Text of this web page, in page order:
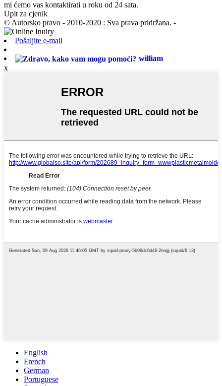
mi ćemo vas kontaktirati u roku od 24 sata.
Upit za cjenik
© Autorsko pravo - 2010-2020 : Sva prava pridržana. -
Pošaljite e-mail
william
x
English
French
German
Portuguese